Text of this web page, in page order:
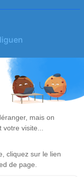
- Saint-Nazaire